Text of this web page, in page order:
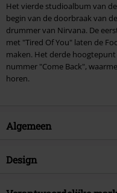
Het vierde studioalbum van
begin van de doorbraak van
drummer van Nirvana. De
met "Tired Of You" laten de
maken. Het derde
nummer "Come Back",
horen.
Algemeen
Artikelnr.
Design
Producttype